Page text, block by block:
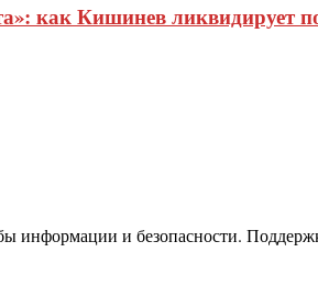
как Кишинев ликвидирует
информации и безопасности.